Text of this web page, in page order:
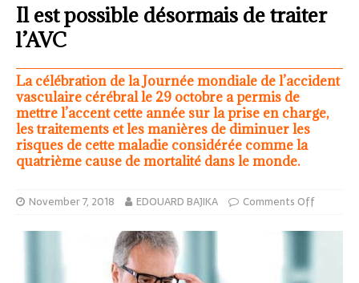
Il est possible désormais de traiter
l’AVC
La célébration de la Journée mondiale de l’accident
vasculaire cérébral le 29 octobre a permis de
mettre l’accent cette année sur la prise en charge,
les traitements et les manières de diminuer les
risques de cette maladie considérée comme la
quatrième cause de mortalité dans le monde.
November 7, 2018 EDOUARD BAJIKA Comments Off